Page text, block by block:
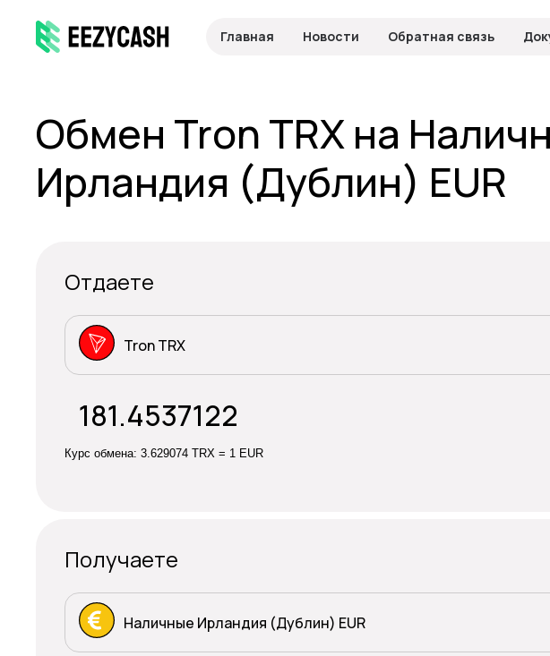
Главная Новости Обратная связь
Обмен Tron TRX на
Ирландия (Дублин) EUR
Отдаете
Tron TRX
Курс обмена: 3.629074 TRX = 1 EUR
Получаете
Наличные Ирландия (Дублин) EUR